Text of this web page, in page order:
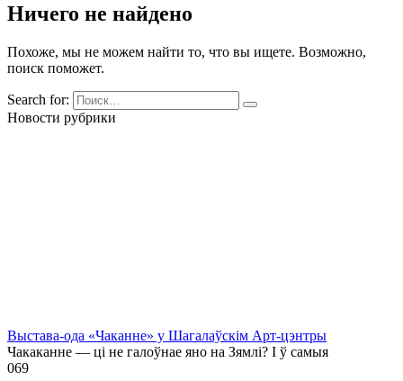
Ничего не найдено
Похоже, мы не можем найти то, что вы ищете. Возможно,
поиск поможет.
Search for:
Новости рубрики
Выстава-ода «Чаканне» у Шагалаўскім Арт-цэнтры
Чакаканне — ці не галоўнае яно на Зямлі? І ў самыя
069